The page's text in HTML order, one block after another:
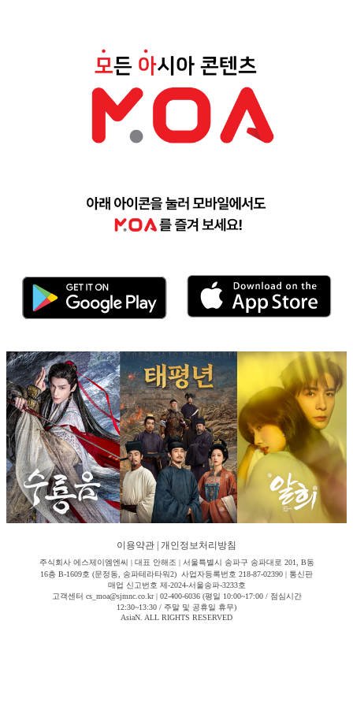
이용약관 개인정보처리방침
주식회사 에스제이엠엔씨 | 대표 안해조 | 서울특별시 송파구 송파대로 201, B동
16층 B-1609호 (문정동, 송파테라타워2) 사업자등록번호 218-87-02390 | 통신판
매업 신고번호 제-2024-서울송파-3233호
고객센터 cs_moa@sjmnc.co.kr | 02-400-6036 (평일 10:00~17:00 / 점심시간
12:30~13:30 / 주말 및 공휴일 휴무)
AsiaN. ALL RIGHTS RESERVED